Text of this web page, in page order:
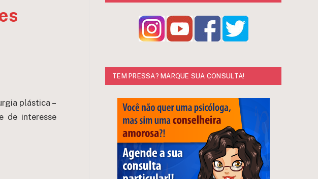
plástica –
de interesse
TEM PRESSA? MARQUE SUA CONSULTA!